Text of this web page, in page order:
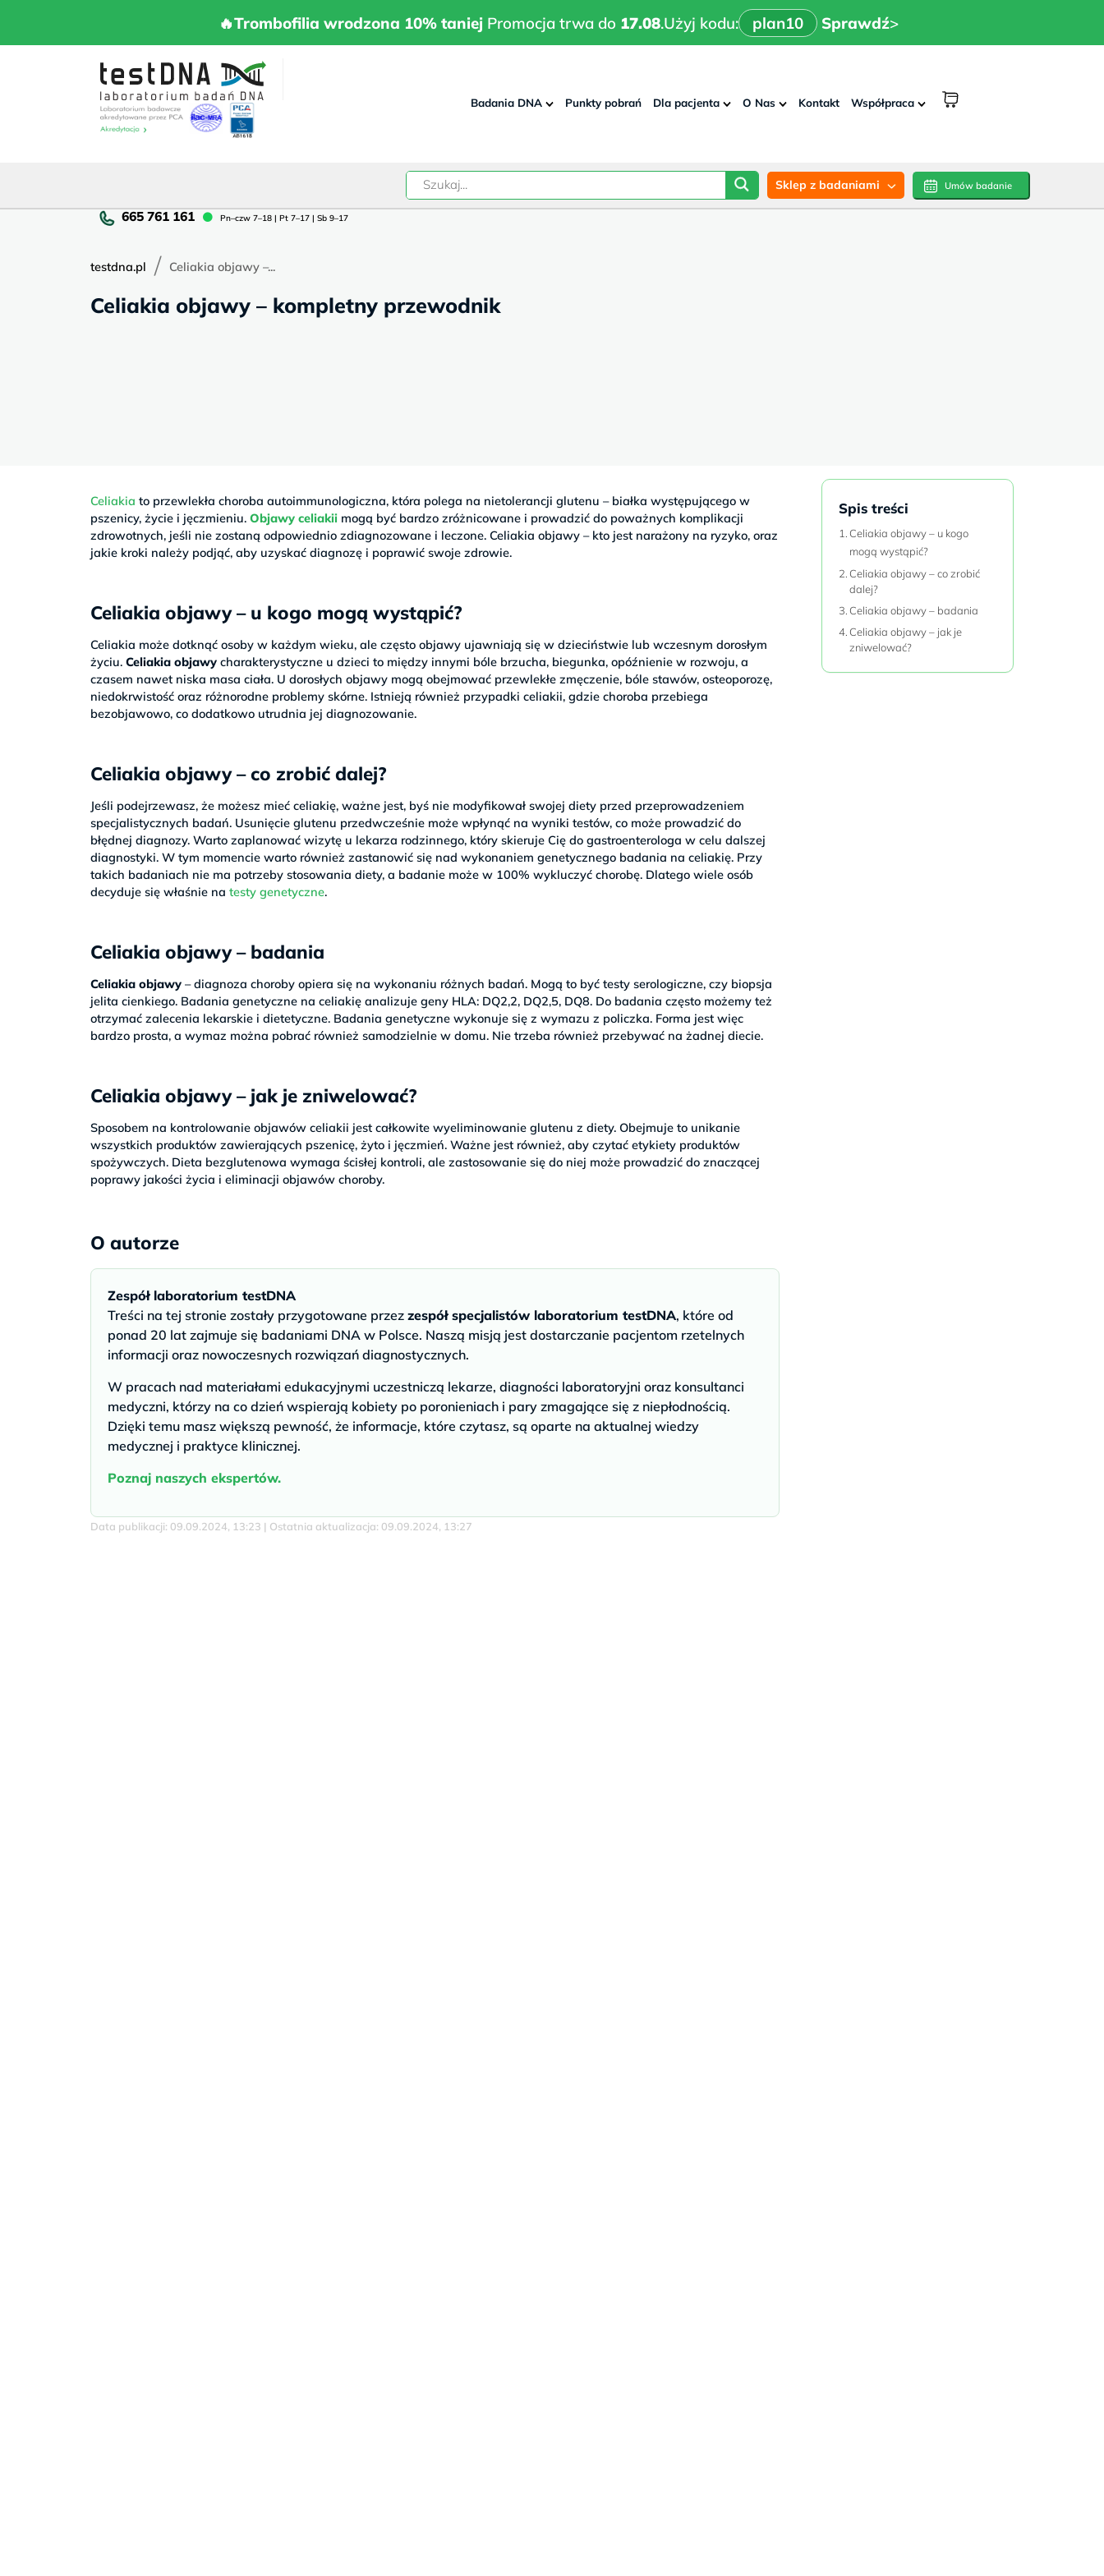
🔥Trombofilia wrodzona 10% taniej Promocja trwa do 17.08.Użyj kodu: plan10 Sprawdź>
🔥Trombofilia wrodzona 10% taniej Promocja trwa do 17.08.Użyj kodu: plan10 Sprawdź>
Pn–czw 7–18 | Pt 7–17 | Sb 9–17Pn–
Pt
7–
Badania DNA Punkty pobrań Dla pacjenta O Nas Kontakt Współpraca
Sklep z badaniami Umów badanie
testdna.pl / Celiakia objawy –...
Celiakia objawy – kompletny przewodnik
Celiakia to przewlekła choroba autoimmunologiczna, która polega na nietolerancji glutenu – białka występującego w
pszenicy, życie i jęczmieniu.Objawy celiakii mogą być bardzo zróżnicowane i prowadzić do poważnych komplikacji
zdrowotnych, jeśli nie zostaną odpowiednio zdiagnozowane i leczone. Celiakia objawy – kto jest narażony na ryzyko, oraz
jakie kroki należy podjąć, aby uzyskać diagnozę i poprawić swoje zdrowie.
Celiakia objawy – u kogo mogą wystąpić?
Celiakia może dotknąć osoby w każdym wieku, ale często objawy ujawniają się w dzieciństwie lub wczesnym dorosłym
życiu.Celiakia objawy charakterystyczne u dzieci to między innymi bóle brzucha, biegunka, opóźnienie w rozwoju, a
czasem nawet niska masa ciała. U dorosłych objawy mogą obejmować przewlekłe zmęczenie, bóle stawów, osteoporozę,
niedokrwistość oraz różnorodne problemy skórne. Istnieją również przypadki celiakii, gdzie choroba przebiega
bezobjawowo, co dodatkowo utrudnia jej diagnozowanie.
Celiakia objawy – co zrobić dalej?
Jeśli podejrzewasz, że możesz mieć celiakię, ważne jest, byś nie modyfikował swojej diety przed przeprowadzeniem
specjalistycznych badań. Usunięcie glutenu przedwcześnie może wpłynąć na wyniki testów, co może prowadzić do
błędnej diagnozy. Warto zaplanować wizytę u lekarza rodzinnego, który skieruje Cię do gastroenterologa w celu dalszej
diagnostyki. W tym momencie warto również zastanowić się nad wykonaniem genetycznego badania na celiakię. Przy
takich badaniach nie ma potrzeby stosowania diety, a badanie może w 100% wykluczyć chorobę. Dlatego wiele osób
decyduje się właśnie natesty genetyczne.
Celiakia objawy – badania
Celiakia objawy – diagnoza choroby opiera się na wykonaniu różnych badań. Mogą to być testy serologiczne, czy biopsja
jelita cienkiego. Badania genetyczne na celiakię analizuje geny HLA: DQ2,2, DQ2,5, DQ8. Do badania często możemy też
otrzymać zalecenia lekarskie i dietetyczne. Badania genetyczne wykonuje się z wymazu z policzka. Forma jest więc
bardzo prosta, a wymaz można pobrać również samodzielnie w domu. Nie trzeba również przebywać na żadnej diecie.
Celiakia objawy – jak je zniwelować?
Sposobem na kontrolowanie objawów celiakii jest całkowite wyeliminowanie glutenu z diety. Obejmuje to unikanie
wszystkich produktów zawierających pszenicę, żyto i jęczmień. Ważne jest również, aby czytać etykiety produktów
spożywczych. Dieta bezglutenowa wymaga ścisłej kontroli, ale zastosowanie się do niej może prowadzić do znaczącej
poprawy jakości życia i eliminacji objawów choroby.
O autorze
Zespół laboratorium testDNA
Treści na tej stronie zostały przygotowane przezzespół specjalistów laboratorium testDNA, które od
ponad 20 lat zajmuje się badaniami DNA w Polsce. Naszą misją jest dostarczanie pacjentom rzetelnych
informacji oraz nowoczesnych rozwiązań diagnostycznych.
W pracach nad materiałami edukacyjnymi uczestniczą lekarze, diagności laboratoryjni oraz konsultanci
medyczni, którzy na co dzień wspierają kobiety po poronieniach i pary zmagające się z niepłodnością.
Dzięki temu masz większą pewność, że informacje, które czytasz, są oparte na aktualnej wiedzy
medycznej i praktyce klinicznej.
Poznaj naszych ekspertów.
Data publikacji: 09.09.2024, 13:23 | Ostatnia aktualizacja: 09.09.2024, 13:27
Spis treści
Celiakia objawy – u kogo
mogą wystąpić?
Celiakia objawy – co zrobić
dalej?
Celiakia objawy – badania
Celiakia objawy – jak je
zniwelować?